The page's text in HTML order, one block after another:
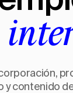
contenido